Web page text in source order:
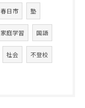
春日市 塾
家庭学習 国語
社会 不登校